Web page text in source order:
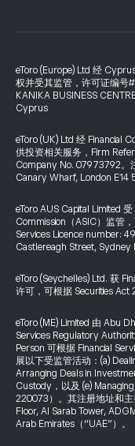
eToro (Europe) Ltd 经
权并受其监管，许可证编号
KANIKA BUSINESS
Cyprus
eToro (UK) Ltd 经 Financial
供投资相关服务，Firm
Company No. 07973792。
Canary Wharf, London E14
eToro AUS Capital Limited
Commission（ASIC）监管
Services Licence number:
Castlereagh Street, Sydney
eToro (Seychelles) Ltd. 获
许可，可根据 Securities
eToro (ME) Limited 由 Abu
Services Regulatory
Person 可根据 Financial
展以下受监管活动：(a)
Arranging Deals in
Custody，以及 (e)
220073）。其注册地址和
Floor, Al Sarab Tower,
Arab Emirates（“UAE”）。